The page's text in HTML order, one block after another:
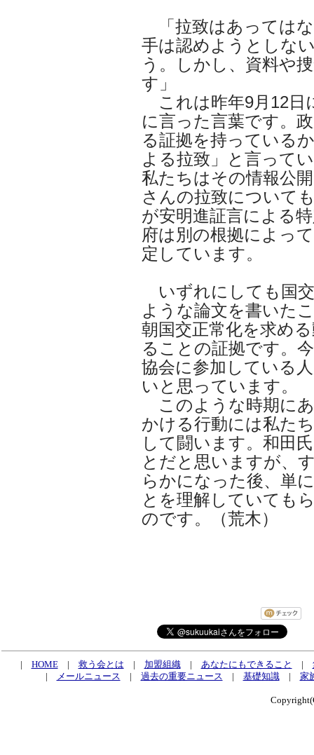
「拉致はあっては
手は認めようとしな
う。しかし、資料や
す」
これは昨年9月12日
に言った言葉です。
る証拠を持っている
よる拉致」と言って
私たちはその情報公
さんの拉致について
が安明進証言による
府は別の根拠によっ
定しています。
いずれにしても国
ような論文を書いた
朝国交正常化を求め
ることの証拠です。
協会に参加している
いと思っています。
このような時期に
かける行動には私た
して闘います。和田
とだと思いますが、
らかになった後、単
とを理解していても
のです。（荒木）
| HOME| 救う会とは | 加盟組織| あなたにもできること |
|
メールニュース | 過去の重要ニュース | 基礎知識| 家